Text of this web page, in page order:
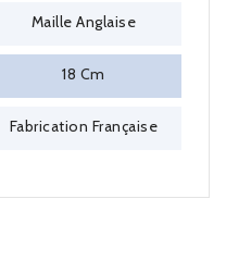
Maille Anglaise
18 Cm
Fabrication Française